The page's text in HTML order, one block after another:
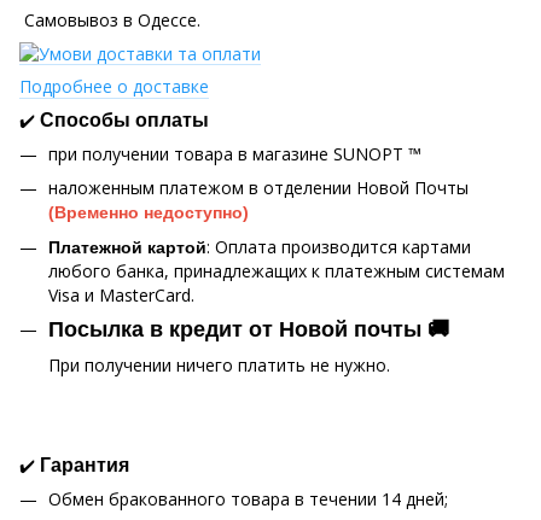
Самовывоз в Одессе.
Подробнее о доставке
✔️ Способы оплаты
при получении товара в магазине SUNOPT ™
наложенным платежом в отделении Новой Почты
(Временно недоступно)
Платежной картой: Оплата производится картами
любого банка, принадлежащих к платежным системам
Visa и MasterCard.
Посылка в кредит от Новой почты 🚚
При получении ничего платить не нужно.
✔️ Гарантия
Обмен бракованного товара в течении 14 дней;